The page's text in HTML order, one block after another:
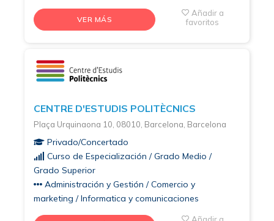
VER MÁS
Añadir a
favoritos
CENTRE D'ESTUDIS POLITÈCNICS
Plaça Urquinaona 10, 08010, Barcelona, Barcelona
Privado/Concertado
Curso de Especialización / Grado Medio /
Grado Superior
Administración y Gestión / Comercio y
marketing / Informatica y comunicaciones
Añadir a